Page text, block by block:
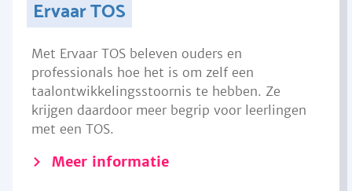
Ervaar TOS
Met Ervaar TOS beleven ouders en
professionals hoe het is om zelf een
taalontwikkelingsstoornis te hebben. Ze
krijgen daardoor meer begrip voor leerlingen
met een TOS.
Meer informatie